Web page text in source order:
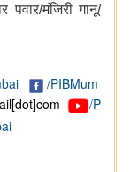
पवार/मंजिरी गानू/
/PIBMum
/P